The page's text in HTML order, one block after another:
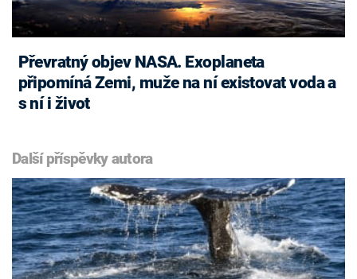
Převratný objev NASA. Exoplaneta
připomíná Zemi, muže na ní existovat voda a
s ní i život
Další příspěvky autora